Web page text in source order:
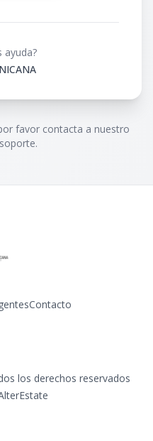
ayuda?
favor contacta a nuestro
Contacto
los derechos reservados